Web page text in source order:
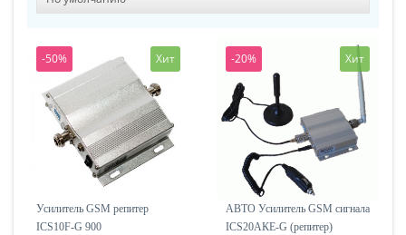
-50% Хит
Усилитель GSM репитер
ICS10F-G 900
-20% Хит
АВТО Усилитель GSM сигнала
ICS20АКЕ-G (репитер)